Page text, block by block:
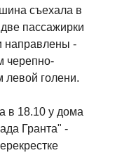
съехала в
пассажирки
направлены -
черепно-
левой голени.
в 18.10 у дома
Гранта" -